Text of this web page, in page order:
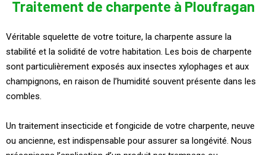
Traitement de charpente à Ploufragan
Véritable squelette de votre toiture, la charpente assure la
stabilité et la solidité de votre habitation. Les bois de charpente
sont particulièrement exposés aux insectes xylophages et aux
champignons, en raison de l’humidité souvent présente dans les
combles.
Un traitement insecticide et fongicide de votre charpente, neuve
ou ancienne, est indispensable pour assurer sa longévité. Nous